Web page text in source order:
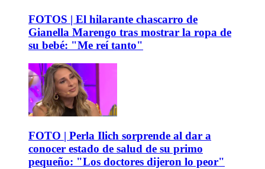
FOTOS | El hilarante chascarro de
Gianella Marengo tras mostrar la ropa de
su bebé: "Me reí tanto"
FOTO | Perla Ilich sorprende al dar a
conocer estado de salud de su primo
pequeño: "Los doctores dijeron lo peor"